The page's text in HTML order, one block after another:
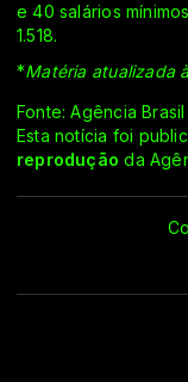
e 40 salários
1.518.
*Matéria atualizada
Fonte: Agência Brasil
Esta notícia foi
reprodução da